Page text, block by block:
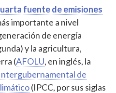
fuente de emisiones
importante a nivel
de energía
y la agricultura,
(AFOLU, en inglés, la
de
(IPCC, por sus siglas